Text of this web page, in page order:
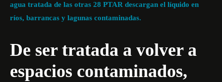
agua tratada de las otras 28 PTAR descargan el líquido en
ríos, barrancas y lagunas contaminadas.
De ser tratada a volver a
espacios contaminados,